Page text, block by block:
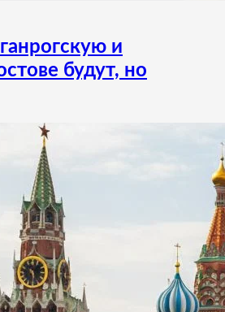
и
будут, но